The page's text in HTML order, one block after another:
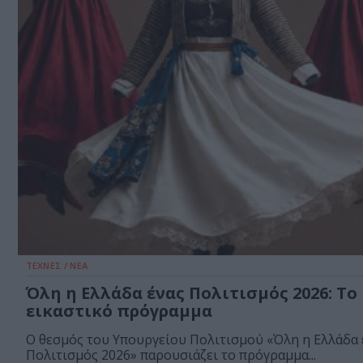
ΤΕΧΝΕΣ / ΝΕΑ
Όλη η Ελλάδα ένας Πολιτισμός 2026: Το
εικαστικό πρόγραμμα
Ο θεσμός του Υπουργείου Πολιτισμού «Όλη η Ελλάδα
Πολιτισμός 2026» παρουσιάζει το πρόγραμμα...